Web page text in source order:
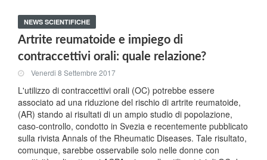
NEWS SCIENTIFICHE
Artrite reumatoide e impiego di
contraccettivi orali: quale relazione?
Venerdi 8 Settembre 2017
L'utilizzo di contraccettivi orali (OC) potrebbe essere
associato ad una riduzione del rischio di artrite reumatoide,
(AR) stando ai risultati di un ampio studio di popolazione,
caso-controllo, condotto in Svezia e recentemente pubblicato
sulla rivista Annals of the Rheumatic Diseases. Tale risultato,
comunque, sarebbe osservabile solo nelle donne con